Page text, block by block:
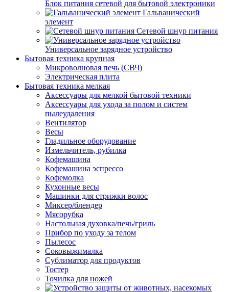
Блок питания сетевой для бытовой электроники
Гальванический
элемент
Сетевой шнур питания
Универсальное зарядное устройство
Бытовая техника крупная
Микроволновая печь (СВЧ)
Электрическая плита
Бытовая техника мелкая
Аксессуары для мелкой бытовой техники
Аксессуары для ухода за полом и систем
пылеудаления
Вентилятор
Весы
Гладильное оборудование
Измельчитель, рубилка
Кофемашина
Кофемашина эспрессо
Кофемолка
Кухонные весы
Машинки для стрижки волос
Миксер/блендер
Мясорубка
Настольная духовка/печь/гриль
Прибор по уходу за телом
Пылесос
Соковыжималка
Сублиматор для продуктов
Тостер
Точилка для ножей